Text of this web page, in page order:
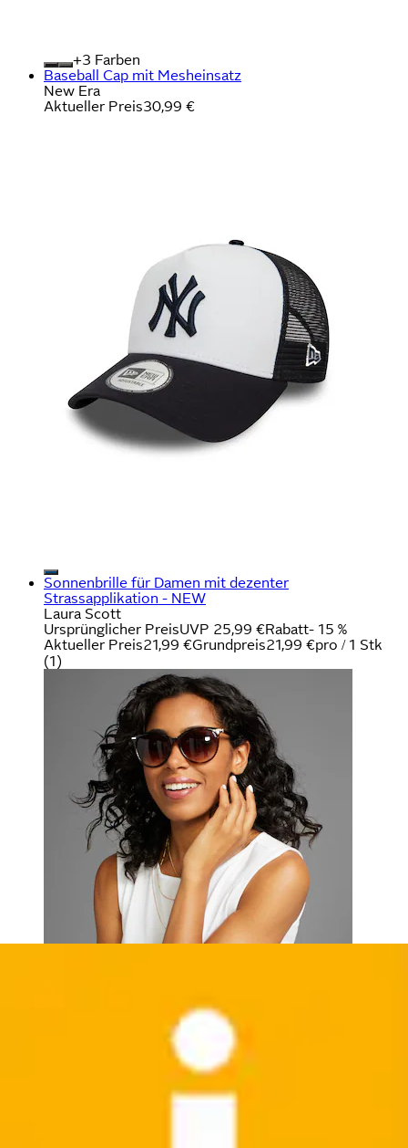
+
Farben
Baseball Cap mit Mesheinsatz
New Era
Aktueller Preis30,99 €
Sonnenbrille für Damen mit dezenter
Strassapplikation - NEW
Laura Scott
Ursprünglicher PreisUVP 25,99 €Rabatt- 15 %
Aktueller Preis21,99 €Grundpreis21,99 €pro / 1 Stk
(1)